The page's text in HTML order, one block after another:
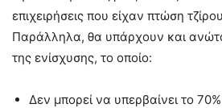
επιχειρήσεις που είχαν πτώση
Παράλληλα, θα υπάρχουν και
της ενίσχυσης, το οποίο:
Δεν μπορεί να υπερβαίνει το